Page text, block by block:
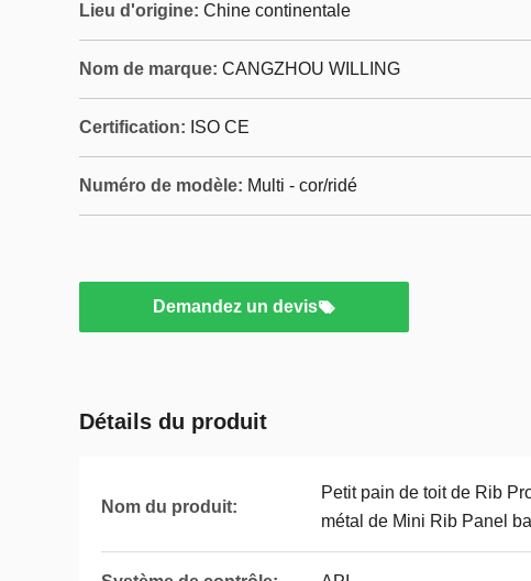
Lieu d'origine: Chine continentale
Nom de marque: CANGZHOU WILLING
Certification: ISO CE
Numéro de modèle: Multi - cor/ridé
Demandez un devis
Détails du produit
Nom du produit:
Petit pain de toit de Rib
métal de Mini Rib Panel